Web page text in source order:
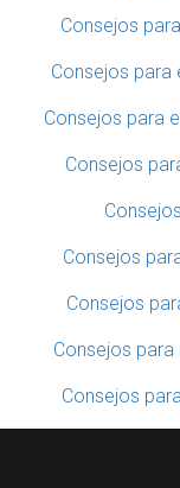
Consejos
Consejos
Consejos para
Consejos
Consejos
Consejos
Consejos
Consejos